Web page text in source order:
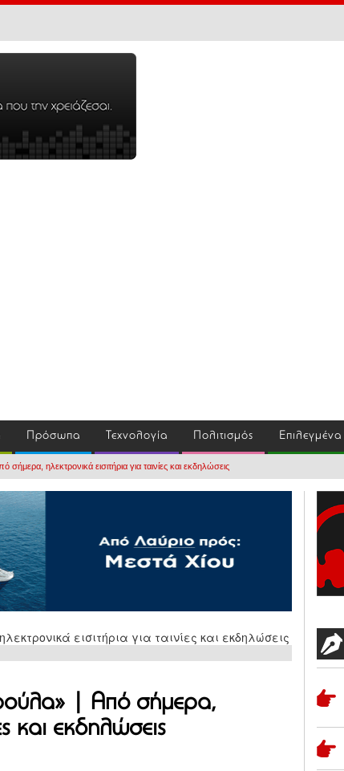
Πρόσωπα Τεχνολογία Πολιτισμός Επιλεγμένα
ηλεκτρονικά εισιτήρια για ταινίες και εκδηλώσεις
| Από σήμερα,
και εκδηλώσεις